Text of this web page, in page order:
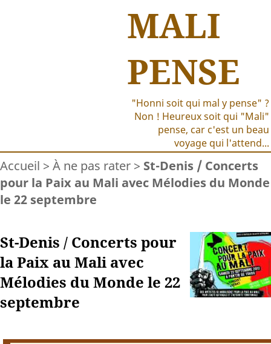
MALI
PENSE
"Honni soit qui mal y pense" ?
Non ! Heureux soit qui "Mali"
pense, car c'est un beau
voyage qui l'attend...
Accueil > À ne pas rater > St-Denis / Concerts
pour la Paix au Mali avec Mélodies du Monde
le 22 septembre
St-Denis / Concerts pour
la Paix au Mali avec
Mélodies du Monde le 22
septembre